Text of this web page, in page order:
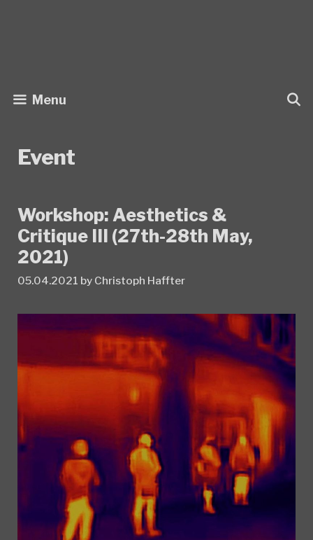
Menu
Event
Workshop: Aesthetics &
Critique III (27th-28th May,
2021)
05.04.2021 by Christoph Haffter